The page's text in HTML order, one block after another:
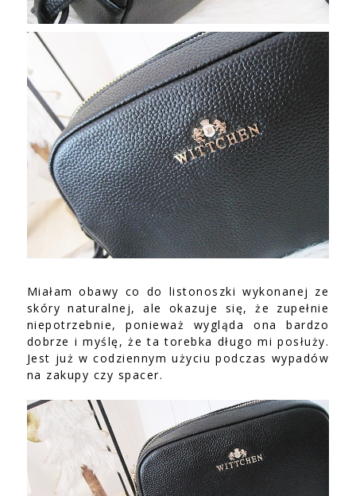
Miałam obawy co do listonoszki wykonanej ze
skóry naturalnej, ale okazuje się, że zupełnie
niepotrzebnie, ponieważ wygląda ona bardzo
dobrze i myślę, że ta torebka długo mi posłuży.
Jest już w codziennym użyciu podczas wypadów
na zakupy czy spacer.